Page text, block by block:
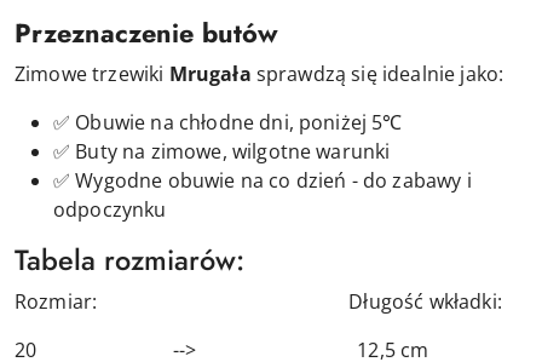
Przeznaczenie butów
Zimowe trzewiki Mrugała sprawdzą się idealnie jako:
✅ Obuwie na chłodne dni, poniżej 5℃
✅ Buty na zimowe, wilgotne warunki
✅ Wygodne obuwie na co dzień - do zabawy i
odpoczynku
Tabela rozmiarów:
Rozmiar: Długość wkładki:
20 --> 12,5 cm